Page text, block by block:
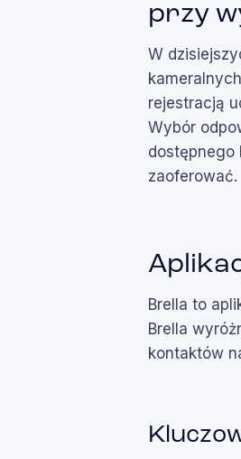
przy
W
rejestracją
Wybór
dostępnego
zaoferować.
Brella to
Brella
kontaktów